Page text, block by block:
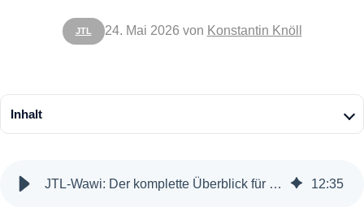
JTL 24. Mai 2026 von Konstantin Knöll
Inhalt
JTL-Wawi: Der komplette Überblick für wachstumsorientierte Onlinehändler 12:35